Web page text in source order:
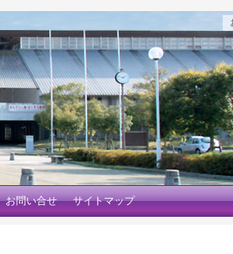
お問い合せ サイトマップ